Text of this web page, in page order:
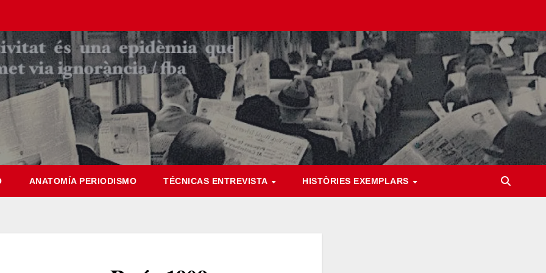
ANATOMÍA PERIODISMO TÉCNICAS ENTREVISTA HISTÒRIES EXEMPLARS